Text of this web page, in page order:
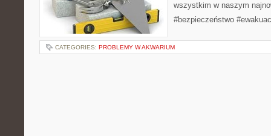
wszystkim w naszym
#bezpieczeństwo
CATEGORIES: PROBLEMY W AKWARIUM